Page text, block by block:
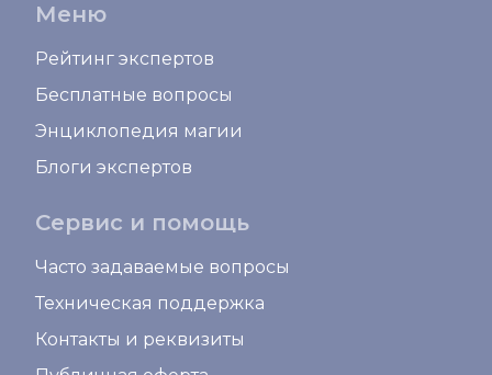
Меню
Рейтинг экспертов
Бесплатные вопросы
Энциклопедия магии
Блоги экспертов
Сервис и помощь
Часто задаваемые вопросы
Техническая поддержка
Контакты и реквизиты